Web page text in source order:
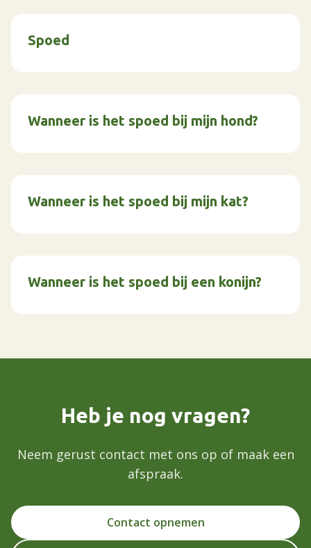
Spoed
Wanneer is het spoed bij mijn hond?
Wanneer is het spoed bij mijn kat?
Wanneer is het spoed bij een konijn?
Heb je nog vragen?
Neem gerust contact met ons op of maak een
afspraak.
Contact opnemen